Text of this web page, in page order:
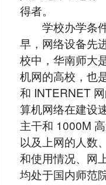
得者。
学校办学条件
早，网络设备先
校中，华南师大
机网的高校，也
和 INTERNET
算机网络在建设
主干和 1000M
以及上网的人数
和使用情况、网
均处于国内师范